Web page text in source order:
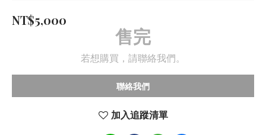
NT$5,000
售完
若想購買，請聯絡我們。
聯絡我們
加入追蹤清單